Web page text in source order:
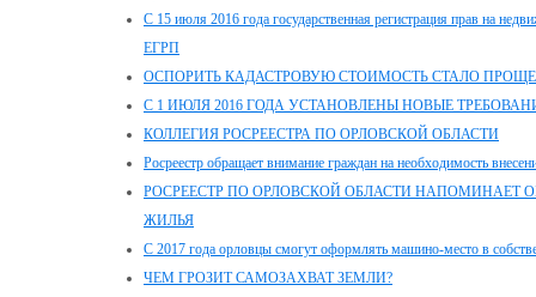
С 15 июля 2016 года государственная регистрация прав на
ЕГРП
ОСПОРИТЬ КАДАСТРОВУЮ СТОИМОСТЬ СТАЛО ПРОЩЕ
С 1 ИЮЛЯ 2016 ГОДА УСТАНОВЛЕНЫ НОВЫЕ
КОЛЛЕГИЯ РОСРЕЕСТРА ПО ОРЛОВСКОЙ ОБЛАСТИ
Росреестр обращает внимание граждан на необходимость
РОСРЕЕСТР ПО ОРЛОВСКОЙ ОБЛАСТИ НАПОМИНАЕТ
ЖИЛЬЯ
С 2017 года орловцы смогут оформлять машино-место в
ЧЕМ ГРОЗИТ САМОЗАХВАТ ЗЕМЛИ?